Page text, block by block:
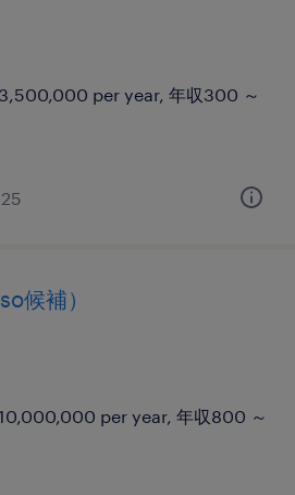
per year, 年収300 ～
候補）
per year, 年収800 ～